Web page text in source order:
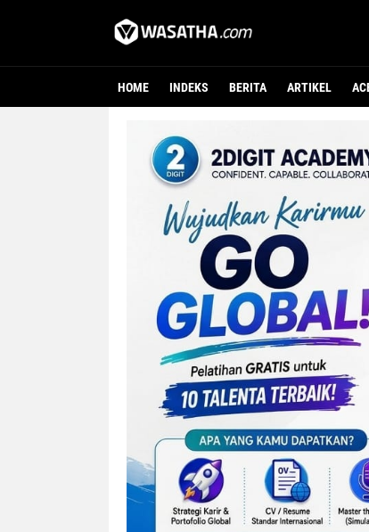
HOME INDEKS BERITA ARTIKEL